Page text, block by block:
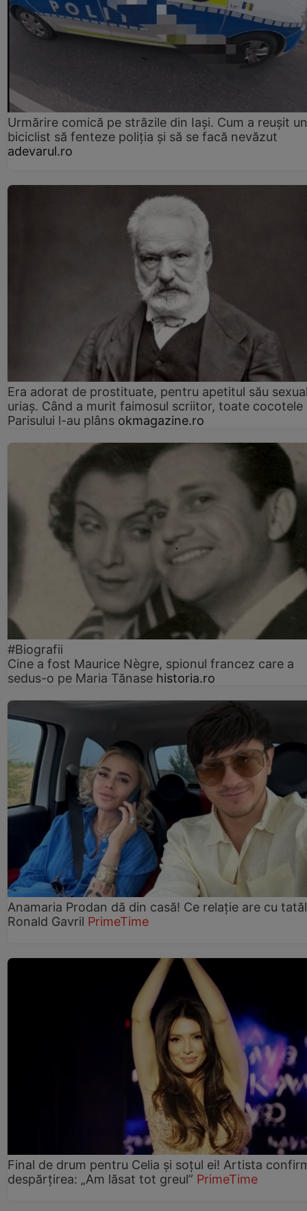
Urmărire comică pe străzile din Iași. Cum a reușit un
biciclist să fenteze poliția și să se facă nevăzut
adevarul.ro
Era adorat de prostituate, pentru apetitul său
uriaș. Când a murit faimosul scriitor, toate cocotele
Parisului l-au plâns okmagazine.ro
#Biografii
Cine a fost Maurice Nègre, spionul francez care a
sedus-o pe Maria Tănase historia.ro
Anamaria Prodan dă din casă! Ce relație are cu
Ronald Gavril PrimeTime
Final de drum pentru Celia și soțul ei! Artista
despărțirea: „Am lăsat tot greul” PrimeTime